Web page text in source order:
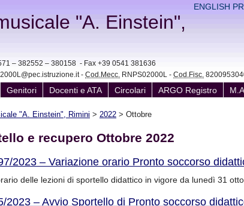
ENGLISH
"A. Einstein",
– 382552 – 380158 - Fax +39 0541 381636
- Cod.Mecc. RNPS02000L - Cod.Fisc.
Genitori Docenti e ATA Circolari ARGO Registro
"A. Einstein", Rimini > 2022 > Ottobre
e recupero Ottobre 2022
2023 – Variazione orario Pronto soccorso
delle lezioni di sportello didattico in vigore da lunedì 31
2023 – Avvio Sportello di Pronto soccorso